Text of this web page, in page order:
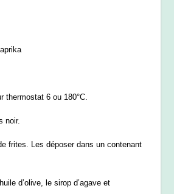
thermostat 6 ou 180°C.
noir.
frites. Les déposer dans un contenant
d’olive, le sirop d’agave et